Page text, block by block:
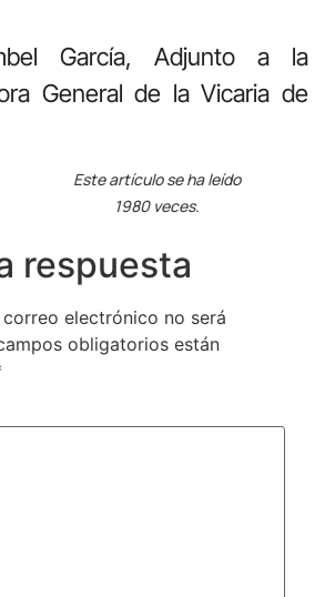
García, Adjunto a la
General de la Vicaria de
Este artículo se ha leído
1980 veces.
respuesta
electrónico no será
obligatorios están